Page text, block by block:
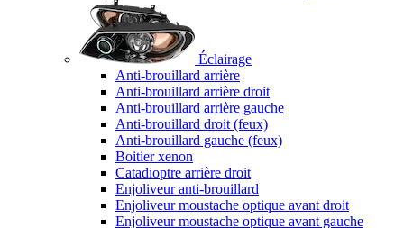
Éclairage
Anti-brouillard arrière
Anti-brouillard arrière droit
Anti-brouillard arrière gauche
Anti-brouillard droit (feux)
Anti-brouillard gauche (feux)
Boitier xenon
Catadioptre arrière droit
Enjoliveur anti-brouillard
Enjoliveur moustache optique avant droit
Enjoliveur moustache optique avant gauche